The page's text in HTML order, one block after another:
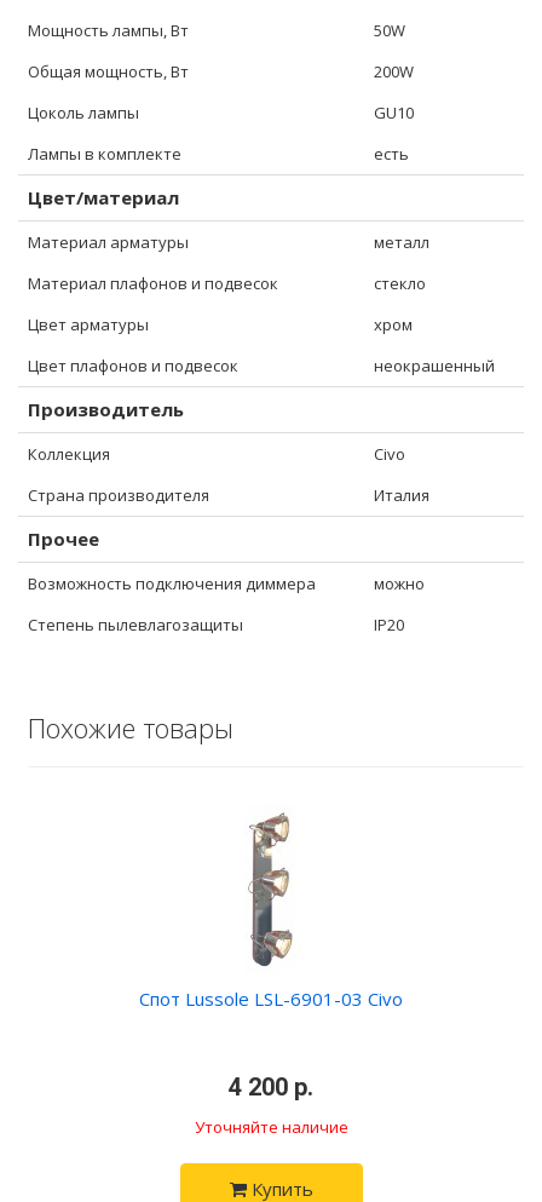
Мощность лампы, Вт
50W
Общая мощность, Вт
200W
Цоколь лампы
GU10
Лампы в комплекте
есть
Цвет/материал
Материал арматуры
металл
Материал плафонов и подвесок
стекло
Цвет арматуры
хром
Цвет плафонов и подвесок
неокрашенный
Производитель
Коллекция
Civo
Страна производителя
Италия
Прочее
Возможность подключения диммера
можно
Степень пылевлагозащиты
IP20
Похожие товары
Спот Lussole LSL-6901-03 Civo
4 200 р.
Уточняйте наличие
Купить